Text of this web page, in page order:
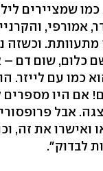
שמציירים
אמורפי,
וכשזה
כלום, שום דם
כמו עם לייזר.
אם היו מספרים
ואישרו את זה,
לבדוק".